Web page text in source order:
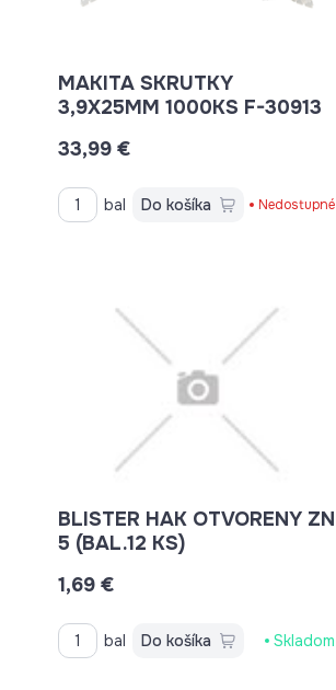
MAKITA SKRUTKY
3,9X25MM 1000KS F-30913
33,99 €
bal Do košíka Nedostupné
BLISTER HAK OTVORENY ZN
5 (BAL.12 KS)
1,69 €
bal Do košíka Skladom